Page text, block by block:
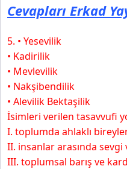
Cevapları Erkad
5. • Yesevilik
• Kadirilik
• Mevlevilik
• Nakşibendilik
• Alevilik Bektaşilik
İsimleri verilen tasavvufi
I. toplumda ahlaklı
II. insanlar arasında sevgi
III. toplumsal barış ve